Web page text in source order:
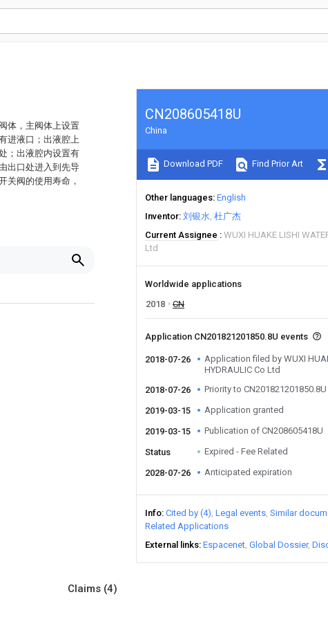
体，主阀体上设置
进液口；出液腔上
；出液腔内设置有
出口处进入到先导
关阀的使用寿命，
CN208605418U
China
Download PDF Find Prior Art
Other languages English
Inventor 刘银水 杜广杰
Current Assignee
WUXI HUAKE LISHI
Ltd
Worldwide applications
2018
CN
Application CN201821201850.8U events
2018-07-26
Application filed by WUXI
HYDRAULIC Co Ltd
2018-07-26
Priority to CN201821201850.8U
2019-03-15 Application granted
2019-03-15 Publication of CN208605418U
Status Expired - Fee Related
2028-07-26 Anticipated expiration
Info Cited by (4) Legal events Similar
Related Applications
External links Espacenet Global Dossier
Claims (4)